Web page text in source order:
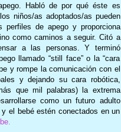
Habló de por qué éste es
niños/as adoptados/as pueden
de apego y proporciona
como caminos a seguir. Citó a
a las personas. Y terminó
llamado “still face” o la “cara
y rompe la comunicación con el
y dejando su cara robótica,
que mil palabras) la extrema
como un futuro adulto
el bebé estén conectados en un